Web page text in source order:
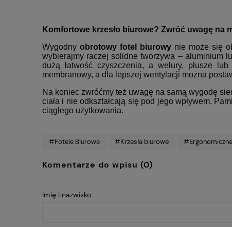
Komfortowe krzesło biurowe? Zwróć uwagę na
Wygodnyobrotowy fotel biurowy nie może się
wybierajmy raczej solidne tworzywa – aluminium
dużą łatwość czyszczenia, a welury, plusze
membranowy, a dla lepszej wentylacji można
Na koniec zwróćmy też uwagę na samą wygodę
ciała i nie odkształcają się pod jego wpływem.
ciągłego użytkowania.
#Fotele Biurowe #Krzesła biurowe
Komentarze do wpisu (0)
Imię i nazwisko: